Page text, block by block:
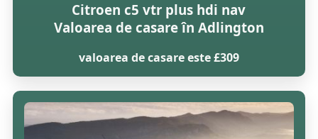
Citroen c5 vtr plus hdi nav
Valoarea de casare în Adlington
valoarea de casare este £309